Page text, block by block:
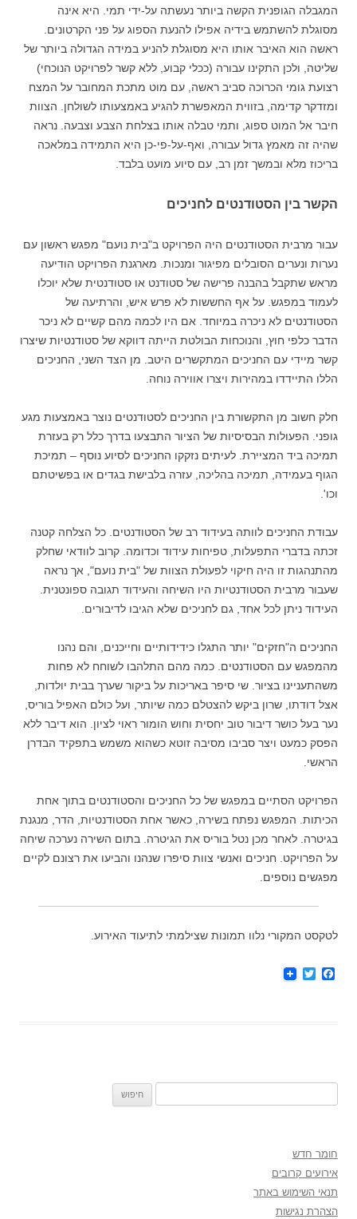
המגבלה הגופנית הקשה ביותר נעשתה על-ידי תמי. היא אינה
מסוגלת להשתמש בידיה אפילו להנעת הספוג על פני הקרטונים.
ראשה הוא האיבר אותו היא מסוגלת להניע במידה הגדולה ביותר של
שליטה, ולכן התקינו עבורה (ככלי קבוע, ללא קשר לפרויקט הנוכחי)
רצועת גומי הכרוכה סביב ראשה, עם מוט מתכת המחובר על המצח
ומזדקר קדימה, בזווית המאפשרת להגיע באמצעותו לשולחן. הצוות
חיבר אל המוט ספוג, ותמי טבלה אותו בצלחת הצבע וצבעה. נראה
שהיה זה מאמץ גדול עבורה, ואף-על-פי-כן היא התמידה במלאכה
בריכוז מלא ובמשך זמן רב, עם סיוע מועט בלבד.
הקשר בין הסטודנטים לחניכים
עבור מרבית הסטודנטים היה הפרויקט ב"בית נועם" מפגש ראשון עם
נערות ונערים הסובלים מפיגור ומנכות. מארגנת הפרויקט הודיעה
מראש שתקבל בהבנה פרישה של סטודנט או סטודנטית שלא יוכלו
לעמוד במפגש. על אף החששות לא פרש איש, והרתיעה של
הסטודנטים לא ניכרה במיוחד. אם היו לכמה מהם קשיים לא ניכר
הדבר כלפי חוץ, והנוכחות הבולטת הייתה דווקא של סטודנטיות שיצרו
קשר מיידי עם החניכים המתקשרים היטב. מן הצד השני, החניכים
הללו התיידדו במהירות ויצרו אווירה נוחה.
חלק חשוב מן התקשורת בין החניכים לסטודנטים נוצר באמצעות מגע
גופני. הפעולות הבסיסיות של הציור התבצעו בדרך כלל רק בעזרת
תמיכה ביד המציירת. לעיתים נזקקו החניכים לסיוע נוסף – תמיכת
הגוף בעמידה, תמיכה בהליכה, עזרה בלבישת בגדים או בפשיטתם
וכו'.
עבודת החניכים לוותה בעידוד רב של הסטודנטים. כל הצלחה קטנה
זכתה בדברי התפעלות, טפיחות עידוד וכדומה. קרוב לוודאי שחלק
מהתנהגות זו היה חיקוי לפעולת הצוות של "בית נועם", אך נראה
שעבור מרבית הסטודנטיות היו השיחה והעידוד תגובה ספונטנית.
העידוד ניתן לכל אחד, גם לחניכים שלא הגיבו לדיבורים.
החניכים ה"חזקים" יותר התגלו כידידותיים וחייכנים, והם נהנו
מהמפגש עם הסטודנטים. כמה מהם התלהבו לשוחח לא פחות
משהתעניינו בציור. שי סיפר באריכות על ביקור שערך בבית יולדות,
אצל דודתו, שרון ביקש להצטלם כמה שיותר, ועל כולם האפיל בוריס,
נער בעל כושר דיבור טוב יחסית וחוש הומור ראוי לציון. הוא דיבר ללא
הפסק כמעט ויצר סביבו מסיבה זוטא כשהוא משמש בתפקיד הבדרן
הראשי.
הפרויקט הסתיים במפגש של כל החניכים והסטודנטים בתוך אחת
הכיתות. המפגש נפתח בשירה, כאשר אחת הסטודנטיות, הדר, מנגנת
בגיטרה. לאחר מכן נטל בוריס את הגיטרה. בתום השירה נערכה שיחה
על הפרויקט. חניכים ואנשי צוות סיפרו שנהנו והביעו את רצונם לקיים
מפגשים נוספים.
לטקסט המקורי נלוו תמונות שצילמתי לתיעוד האירוע.
F
T
חומר חדש
אירועים קרובים
תנאי השימוש באתר
הצהרת נגישות